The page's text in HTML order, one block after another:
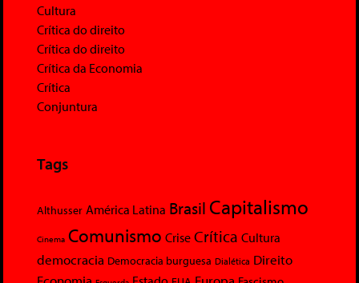
Cultura
Crítica do direito
Crítica do direito
Crítica da Economia
Crítica
Conjuntura
Tags
Althusser América Latina Brasil Capitalismo
Cinema Comunismo Crise Crítica Cultura
democracia Democracia burguesa Dialética Direito